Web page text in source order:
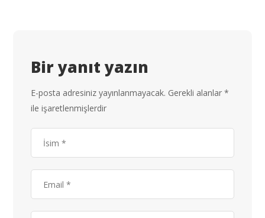
Bir yanıt yazın
E-posta adresiniz yayınlanmayacak. Gerekli alanlar*
ile işaretlenmişlerdir